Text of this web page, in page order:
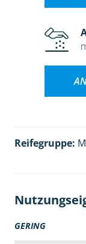
Reifegruppe:
GERING